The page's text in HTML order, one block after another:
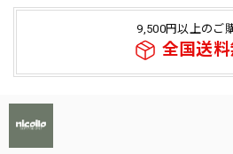
9,500円以上のご
全国送